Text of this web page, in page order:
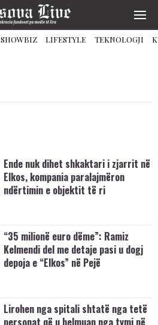
SHOWBIZ LIFESTYLE TEKNOLOGJI
​Ende nuk dihet shkaktari i zjarrit në
Elkos, kompania paralajmëron
ndërtimin e objektit të ri
“35 milionë euro dëme”: Ramiz
Kelmendi del me detaje pasi u dogj
depoja e “Elkos” në Pejë
Lirohen nga spitali shtatë nga tetë
personat që u helmuan nga tymi në